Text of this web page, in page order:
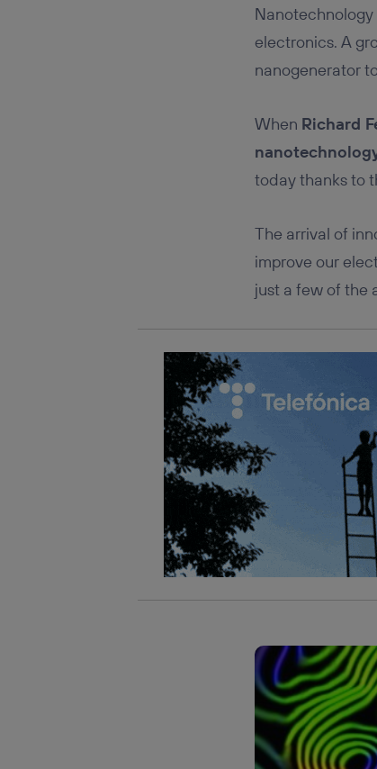
electronics. A
nanogenerator
When Richard
today thanks to
The arrival of
improve our
just a few of the